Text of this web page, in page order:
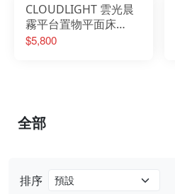
CLOUDLIGHT 雲光晨
霧平台置物平面床
頭-3.5尺
$5,800
排序
全部